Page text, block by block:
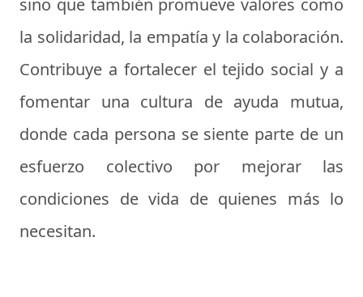
sino que también promueve valores como
la solidaridad, la empatía y la colaboración.
Contribuye a fortalecer el tejido social y a
fomentar una cultura de ayuda mutua,
donde cada persona se siente parte de un
esfuerzo colectivo por mejorar las
condiciones de vida de quienes más lo
necesitan.